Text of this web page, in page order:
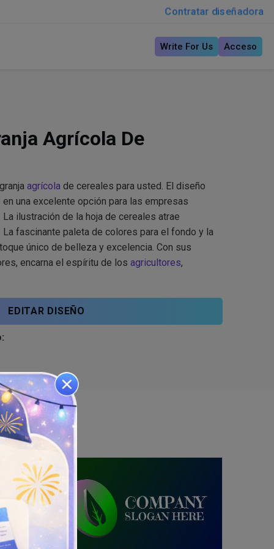
Contratar diseñadora
Write For Us Acceso
Agrícola De
agrícola de cereales para usted. El diseño
una excelente opción para las empresas
ilustración de la hoja de cereales atrae
fascinante paleta de colores para el fondo y la
único de belleza y excelencia. Con sus
encarna el espíritu de los agricultores,
EDITAR DISEÑO